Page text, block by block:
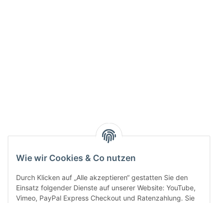
Wie wir Cookies & Co nutzen
Durch Klicken auf „Alle akzeptieren“ gestatten Sie den
Einsatz folgender Dienste auf unserer Website: YouTube,
Vimeo, PayPal Express Checkout und Ratenzahlung. Sie